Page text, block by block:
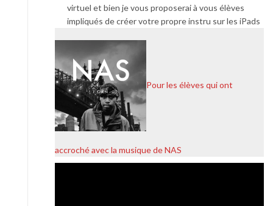
virtuel et bien je vous proposerai à vous élèves
impliqués de créer votre propre instru sur les iPads
Pour les élèves qui ont
accroché avec la musique de NAS